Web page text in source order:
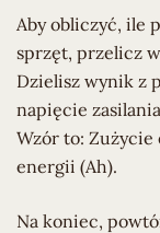
Aby obliczyć, ile
sprzęt, przelicz
Dzielisz wynik z
napięcie
Wzór to:
energii (Ah).
Na koniec,